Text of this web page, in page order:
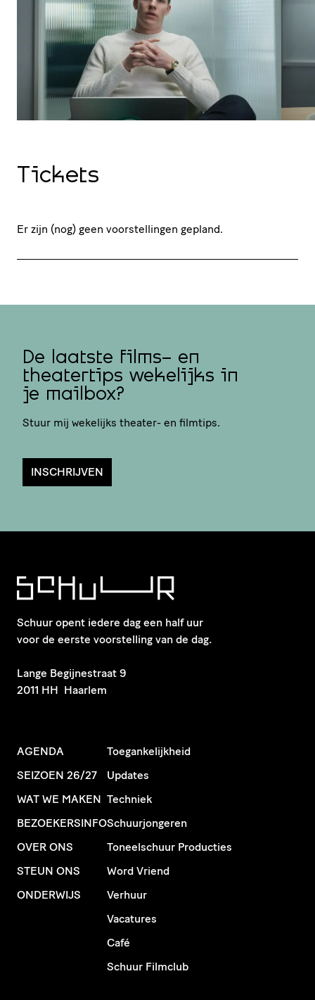
Tickets
Er zijn (nog) geen voorstellingen gepland.
De laatste films- en
theatertips wekelijks in
je mailbox?
Stuur mij wekelijks theater- en filmtips.
INSCHRIJVEN
Schuur opent iedere dag een half uur
voor de eerste voorstelling van de dag.
​Lange Begijnestraat 9
2011 HH Haarlem
AGENDA
SEIZOEN 26/27
WAT WE MAKEN
BEZOEKERSINFO
OVER ONS
STEUN ONS
ONDERWIJS
Toegankelijkheid
Updates
Techniek
Schuurjongeren
Toneelschuur Producties
Word Vriend
Verhuur
Vacatures
Café
Schuur Filmclub